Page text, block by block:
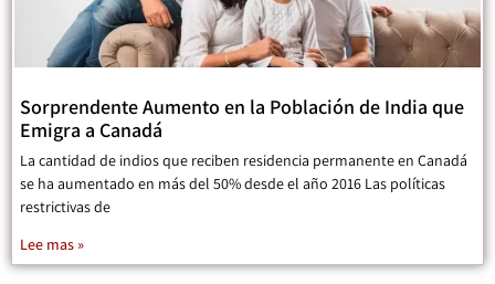
Sorprendente Aumento en la Población de India que
Emigra a Canadá
La cantidad de indios que reciben residencia permanente en Canadá
se ha aumentado en más del 50% desde el año 2016 Las políticas
restrictivas de
Lee mas »